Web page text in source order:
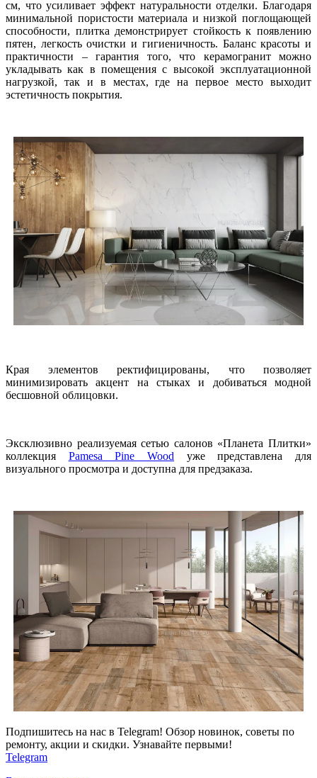
см, что усиливает эффект натуральности отделки. Благодаря
минимальной пористости материала и низкой поглощающей
способности, плитка демонстрирует стойкость к появлению
пятен, легкость очистки и гигиеничность. Баланс красоты и
практичности – гарантия того, что керамогранит можно
укладывать как в помещения с высокой эксплуатационной
нагрузкой, так и в местах, где на первое место выходит
эстетичность покрытия.
Края элементов ректифицированы, что позволяет
минимизировать акцент на стыках и добиваться модной
бесшовной облицовки.
Эксклюзивно реализуемая сетью салонов «Планета Плитки»
коллекция Pamesa Pine Wood уже представлена для
визуального просмотра и доступна для предзаказа.
Подпишитесь на нас в Telegram! Обзор новинок, советы по
ремонту, акции и скидки. Узнавайте первыми!
Telegram